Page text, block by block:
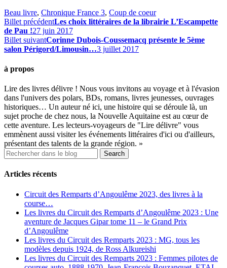
Beau livre, Chronique France 3, Coup de coeur
Billet précédentLes choix littéraires de la librairie L’Escampette
de Pau !27 juin 2017
Billet suivantCorinne Dubois-Coussemacq présente le 5ème
salon Périgord/Limousin…3 juillet 2017
à propos
Lire des livres délivre ! Nous vous invitons au voyage et à l'évasion
dans l'univers des polars, BDs, romans, livres jeunesses, ouvrages
historiques… Un auteur né ici, une histoire qui se déroule là, un
sujet proche de chez nous, la Nouvelle Aquitaine est au cœur de
cette aventure. Les lecteurs-voyageurs de "Lire délivre" vous
emmènent aussi visiter les événements littéraires d'ici ou d'ailleurs,
présentant des talents de la grande région. »
Articles récents
Circuit des Remparts d’Angoulême 2023, des livres à la
course…
Les livres du Circuit des Remparts d’Angoulême 2023 : Une
aventure de Jacques Gipar tome 11 – le Grand Prix
d’Angoulême
Les livres du Circuit des Remparts 2023 : MG, tous les
modèles depuis 1924, de Ross Alkureishi
Les livres du Circuit des Remparts 2023 : Femmes pilotes de